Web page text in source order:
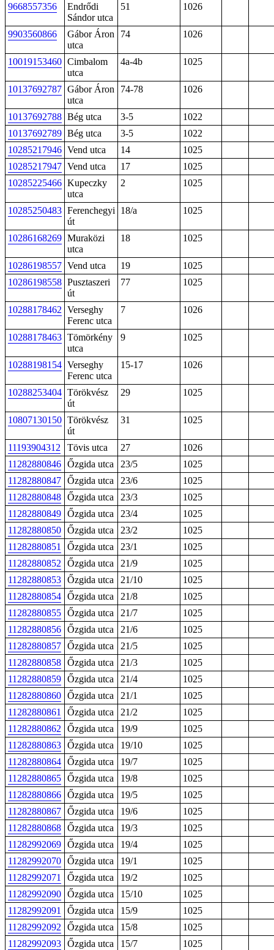
9668557356
Endrődi
Sándor utca
51 1026
9903560866
Gábor Áron
utca
74 1026
10019153460 Cimbalom
utca
4a-4b 1025
10137692787 Gábor Áron
utca
74-78 1026
10137692788 Bég utca 3-5
1022
10137692789 Bég utca 3-5
1022
10285217946 Vend utca 14
1025
10285217947 Vend utca 17
1025
10285225466 Kupeczky
utca
2 1025
10285250483 Ferenchegyi
út
18/a 1025
10286168269 Muraközi
utca
18 1025
10286198557 Vend utca 19
1025
10286198558 Pusztaszeri
út
77 1025
10288178462 Verseghy
Ferenc utca
7 1026
10288178463 Tömörkény
utca
9 1025
10288198154 Verseghy
Ferenc utca
15-17 1026
10288253404 Törökvész
út
29 1025
10807130150 Törökvész
út
31 1025
11193904312 Tövis utca 27
1026
11282880846 Őzgida utca 23/5
1025
11282880847 Őzgida utca 23/6
1025
11282880848 Őzgida utca 23/3
1025
11282880849 Őzgida utca 23/4
1025
11282880850 Őzgida utca 23/2
1025
11282880851
Őzgida utca 23/1
1025
11282880852
Őzgida utca 21/9
1025
11282880853 Őzgida utca 21/10
1025
11282880854 Őzgida utca 21/8
1025
11282880855 Őzgida utca 21/7
1025
11282880856 Őzgida utca 21/6
1025
11282880857 Őzgida utca 21/5
1025
11282880858 Őzgida utca 21/3
1025
11282880859 Őzgida utca 21/4
1025
11282880860 Őzgida utca 21/1
1025
11282880861
Őzgida utca 21/2
1025
11282880862
Őzgida utca 19/9
1025
11282880863 Őzgida utca 19/10
1025
11282880864 Őzgida utca 19/7
1025
11282880865 Őzgida utca 19/8
1025
11282880866 Őzgida utca 19/5
1025
11282880867 Őzgida utca 19/6
1025
11282880868 Őzgida utca 19/3
1025
11282992069 Őzgida utca 19/4
1025
11282992070 Őzgida utca 19/1
1025
11282992071
Őzgida utca 19/2
1025
11282992090 Őzgida utca 15/10
1025
11282992091
Őzgida utca 15/9
1025
11282992092
Őzgida utca 15/8
1025
11282992093 Őzgida utca 15/7
1025